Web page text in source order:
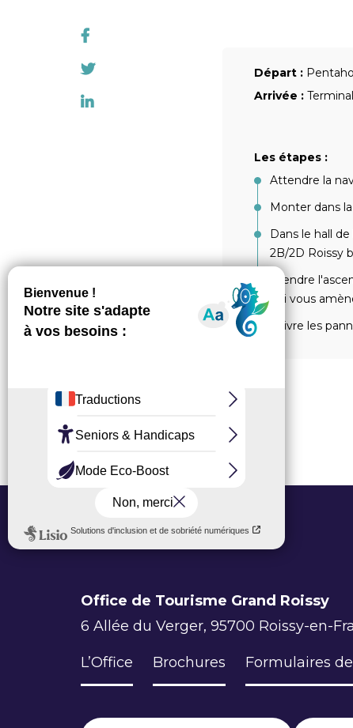
Départ :
Arrivée :
Les étapes :
Attendre la
Monter dans
Dans le hall
2B/2D Roissy
Prendre
qui vous
Suivre les
Office de Tourisme Grand Roissy
6 Allée du Verger, 95700 Roissy-en-
L’Office Brochures Formulaires